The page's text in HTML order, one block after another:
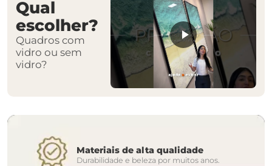
Qual
escolher?
Quadros com
vidro ou sem
vidro?
Materiais de alta qualidade
Durabilidade e beleza por muitos anos.